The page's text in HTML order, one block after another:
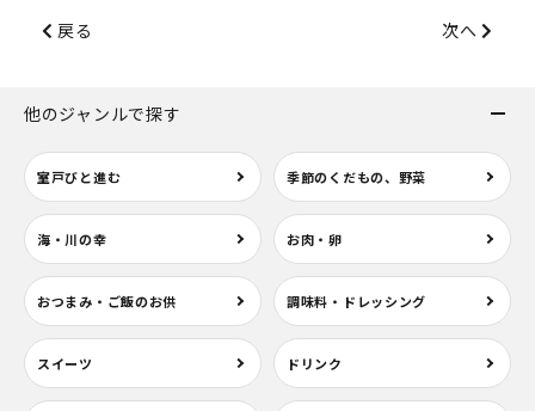
戻る 次へ
他のジャンルで探す
室戸びと進む 季節のくだもの、野菜
海・川の幸 お肉・卵
おつまみ・ご飯のお供 調味料・ドレッシング
スイーツ ドリンク